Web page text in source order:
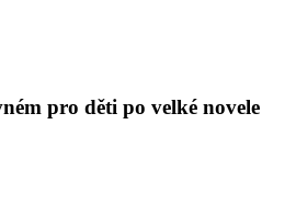
pro děti po velké novele